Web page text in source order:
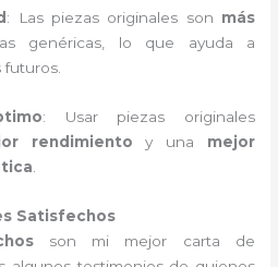
: Las piezas originales son más
genéricas, lo que ayuda a
: Usar piezas originales
rendimiento y una mejor
Satisfechos
son mi mejor carta de